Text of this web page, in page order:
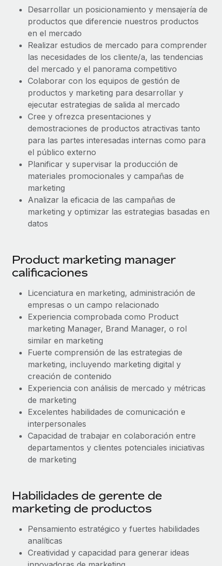
Prestaciones
Gestiona las prestaciones de los empleados sin
complicaciones.
Más información
Pento se convierte en un empleador equitativo
con Remote
Gestionar las nóminas internamente es complicado. Tardas
semanas en hacerlo manualmente y, al mes...
Más información
Desarrollar un posicionamiento y mensajería de
productos que diferencie nuestros productos
en el mercado
Realizar estudios de mercado para comprender
las necesidades de los cliente/a, las tendencias
del mercado y el panorama competitivo
Colaborar con los equipos de gestión de
productos y marketing para desarrollar y
ejecutar estrategias de salida al mercado
Cree y ofrezca presentaciones y
demostraciones de productos atractivas tanto
para las partes interesadas internas como para
el público externo
Planificar y supervisar la producción de
materiales promocionales y campañas de
marketing
Analizar la eficacia de las campañas de
marketing y optimizar las estrategias basadas en
datos
Product marketing manager
calificaciones
Licenciatura en marketing, administración de
empresas o un campo relacionado
Experiencia comprobada como Product
marketing Manager, Brand Manager, o rol
similar en marketing
Fuerte comprensión de las estrategias de
marketing, incluyendo marketing digital y
creación de contenido
Experiencia con análisis de mercado y métricas
de marketing
Excelentes habilidades de comunicación e
interpersonales
Capacidad de trabajar en colaboración entre
departamentos y clientes potenciales iniciativas
de marketing
Habilidades de gerente de
marketing de productos
Pensamiento estratégico y fuertes habilidades
analíticas
Creatividad y capacidad para generar ideas